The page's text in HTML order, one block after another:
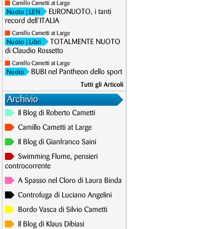
Camillo Cametti at Large
Nuoto | LEN
EURONUOTO, i tanti
record dell’ITALIA
Camillo Cametti at Large
Nuoto | Libri
TOTALMENTE NUOTO
di Claudio Rossetto
Camillo Cametti at Large
Nuoto BUBI nel Pantheon dello sport
Tutti gli Articoli
Archivio
Il Blog di Roberto Cametti
Camillo Cametti at Large
Il Blog di Gianfranco Saini
Swimming Flume, pensieri
controcorrente
A Spasso nel Cloro di Laura Binda
Controfuga di Luciano Angelini
Bordo Vasca di Silvio Cametti
Il Blog di Klaus Dibiasi